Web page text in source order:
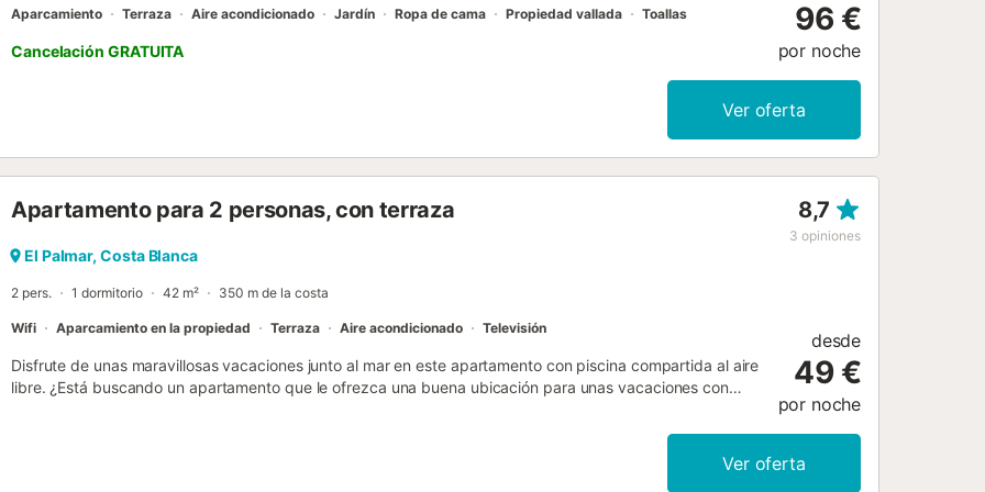
Aparcamiento Terraza Aire acondicionado Jardín Ropa de cama Propiedad vallada Toallas
Cancelación GRATUITA
96 €
por noche
Ver oferta
Apartamento para 2 personas, con terraza 8,7
3 opiniones
El Palmar, Costa Blanca
2 pers. 1 dormitorio 42 m² 350 m de la costa
Wifi Aparcamiento en la propiedad Terraza Aire acondicionado Televisión
Disfrute de unas maravillosas vacaciones junto al mar en este apartamento con piscina compartida al aire
libre. ¿Está buscando un apartamento que le ofrezca una buena ubicación para unas vacaciones con
alojamiento es moderno y de buen gusto al mismo tiempo, y el diseño acogedor le da al piso un carácter
acurrucarse en el balcón con una bebida fresca o una buena comida. Pero si necesita refrescarse, puede
desde
49 €
por noche
Ver oferta